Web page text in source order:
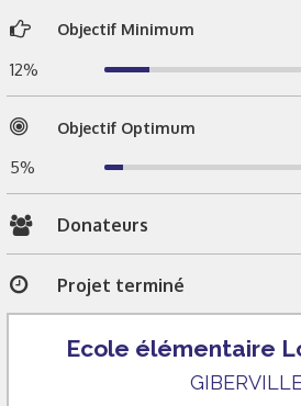
Objectif Minimum
12%
Objectif Optimum
5%
Donateurs
Projet terminé
Ecole élémentaire